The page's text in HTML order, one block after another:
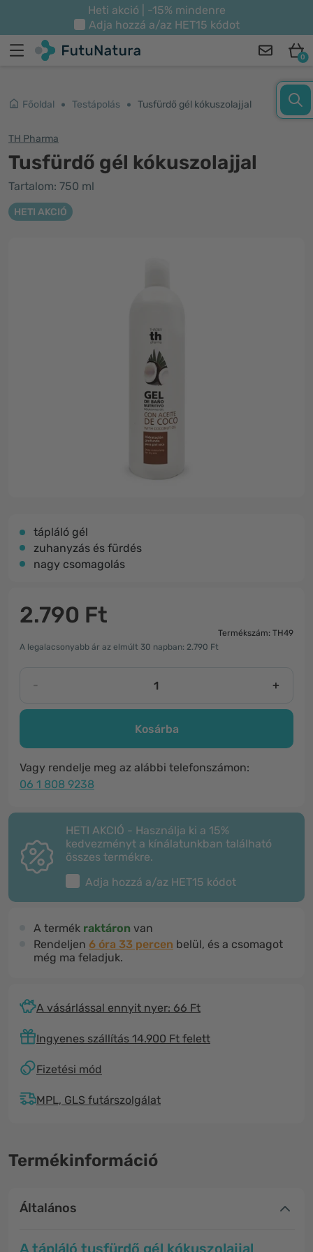
Heti akció | -15% mindenre
Adja hozzá a/az HET15 kódot
0
Főoldal Testápolás Tusfürdő gél kókuszolajjal
TH Pharma
Tusfürdő gél kókuszolajjal
Tartalom: 750 ml
HETI AKCIÓ
tápláló gél
zuhanyzás és fürdés
nagy csomagolás
2.790 Ft
Termékszám: TH49
A legalacsonyabb ár az elmúlt 30 napban: 2.790 Ft
- +
Kosárba
Vagy rendelje meg az alábbi telefonszámon:
06 1 808 9238
HETI AKCIÓ - Használja ki a 15%
kedvezményt a kínálatunkban található
összes termékre.
Adja hozzá a/az HET15 kódot
A termék raktáron van
Rendeljen 6 óra 33 percen belül, és a csomagot
még ma feladjuk.
A vásárlással ennyit nyer: 66 Ft
Ingyenes szállítás 14.900 Ft felett
Fizetési mód
MPL, GLS futárszolgálat
Termékinformáció
Általános
A tápláló tusfürdő gél kókuszolajjal